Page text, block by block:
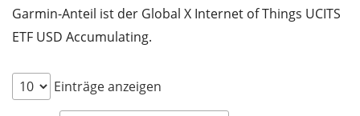
Garmin-Anteil ist der Global X Internet of Things UCITS
ETF USD Accumulating.
Einträge anzeigen